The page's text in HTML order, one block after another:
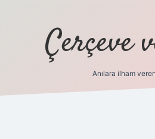
Çerçeve
Anılara ilham